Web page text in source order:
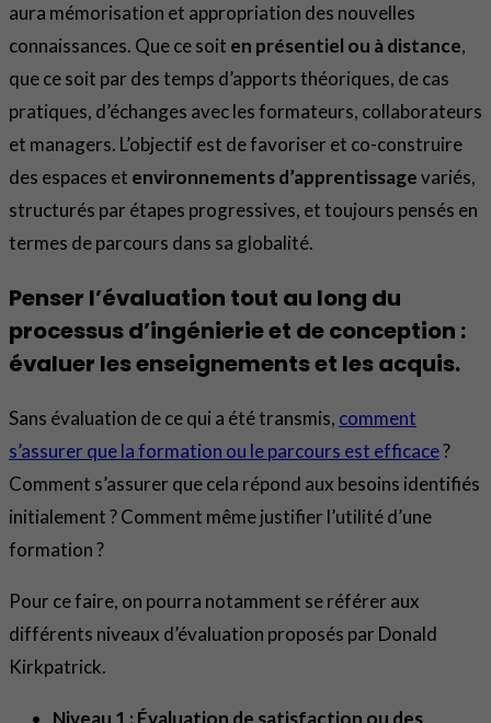
aura mémorisation et appropriation des nouvelles
connaissances. Que ce soit en présentiel ou à distance,
que ce soit par des temps d’apports théoriques, de cas
pratiques, d’échanges avec les formateurs, collaborateurs
et managers. L’objectif est de favoriser et co-construire
des espaces et environnements d’apprentissagevariés,
structurés par étapes progressives, et toujours pensés en
termes de parcours dans sa globalité.
Penser l’évaluation tout au long du
processus d’ingénierie et de conception :
évaluer les enseignements et les acquis.
Sans évaluation de ce qui a été transmis, comment
s’assurer que la formation ou le parcours est efficace?
Comment s’assurer que cela répond aux besoins identifiés
initialement ? Comment même justifier l’utilité d’une
formation ?
Pour ce faire, on pourra notamment se référer aux
différents niveaux d’évaluation proposés par Donald
Kirkpatrick.
Niveau 1 : Évaluation de satisfaction ou des